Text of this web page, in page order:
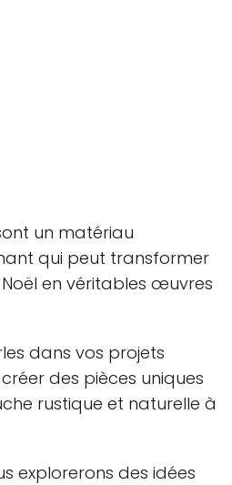
un matériau
qui peut transformer
en véritables œuvres
dans vos projets
des pièces uniques
rustique et naturelle à
explorerons des idées